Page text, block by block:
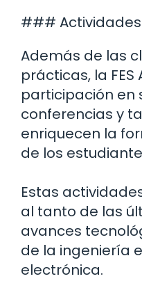
###
Además de las
prácticas, la
participación en
conferencias y
enriquecen la
de los
Estas
al tanto de las
avances
de la ingeniería
electrónica.